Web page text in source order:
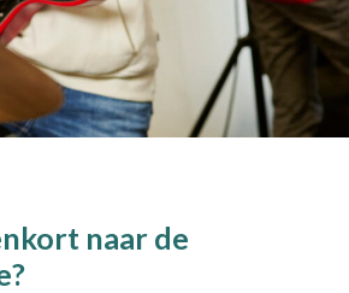
naar de